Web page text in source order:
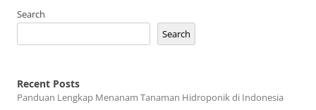
Search
Search
Recent Posts
Panduan Lengkap Menanam Tanaman Hidroponik di Indonesia